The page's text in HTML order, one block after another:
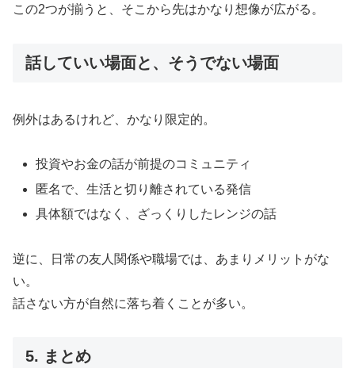
この2つが揃うと、そこから先はかなり想像が広がる。
話していい場面と、そうでない場面
例外はあるけれど、かなり限定的。
投資やお金の話が前提のコミュニティ
匿名で、生活と切り離されている発信
具体額ではなく、ざっくりしたレンジの話
逆に、日常の友人関係や職場では、あまりメリットがな
い。
話さない方が自然に落ち着くことが多い。
5. まとめ